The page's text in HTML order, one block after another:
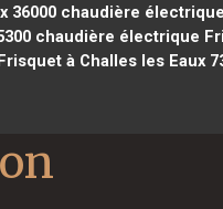
36000 chaudière
chaudière électrique
à Challes les Eaux